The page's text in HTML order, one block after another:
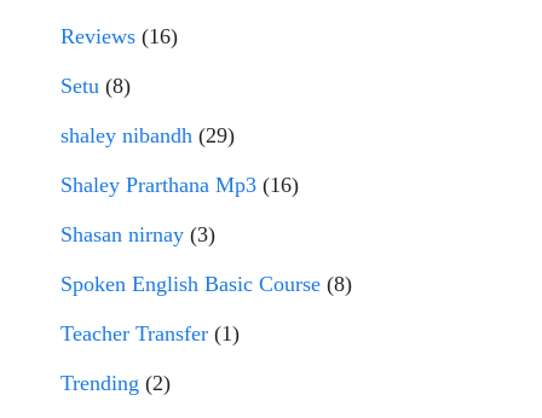
Reviews (16)
Setu (8)
shaley nibandh (29)
Shaley Prarthana Mp3 (16)
Shasan nirnay (3)
Spoken English Basic Course (8)
Teacher Transfer (1)
Trending (2)